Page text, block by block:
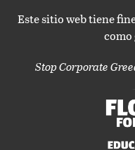
Este sitio web tiene
como
Stop Corporate